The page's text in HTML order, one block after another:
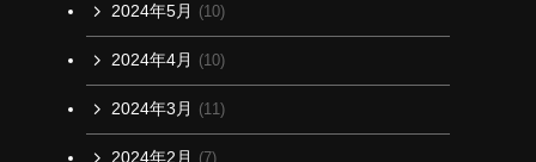
2024年5月 (10)
2024年4月 (10)
2024年3月 (11)
2024年2月 (7)